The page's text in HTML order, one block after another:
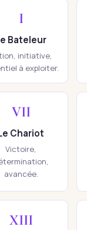
I
Bateleur
initiative,
à exploiter.
VII
Chariot
Victoire,
avancée.
XIII